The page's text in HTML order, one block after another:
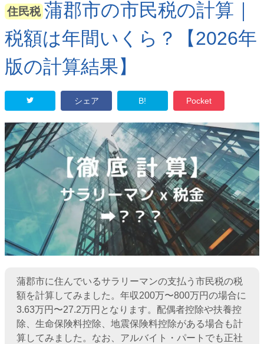
住民税 蒲郡市の市民税の計算｜
税額は年間いくら？【2026年
版の計算結果】
シェア B! Pocket
蒲郡市に住んでいるサラリーマンの支払う市民税の税
額を計算してみました。年収200万〜800万円の場合に
3.63万円〜27.2万円となります。配偶者控除や扶養控
除、生命保険料控除、地震保険料控除がある場合も計
算してみました。なお、アルバイト・パートでも正社